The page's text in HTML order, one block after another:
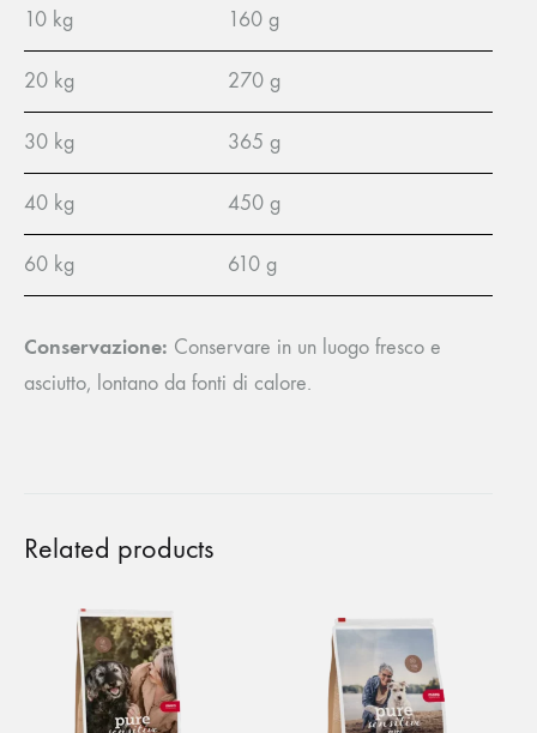
10 kg 160 g
20 kg 270 g
30 kg 365 g
40 kg 450 g
60 kg 610 g
Conservazione: Conservare in un luogo fresco e
asciutto, lontano da fonti di calore.
Related products